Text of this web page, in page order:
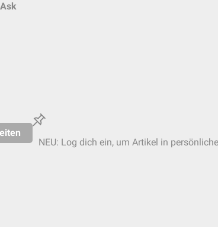
Ask
NEU: Log dich ein, um Artikel in